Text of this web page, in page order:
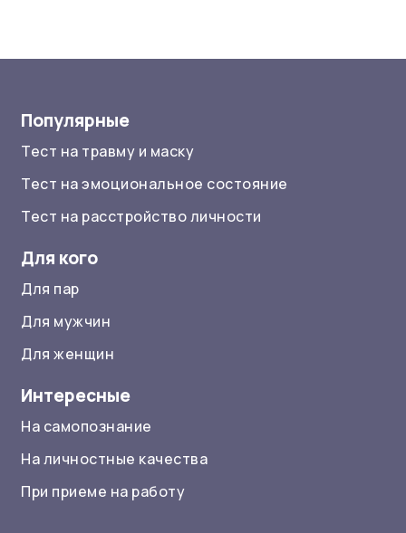
Популярные
Тест на травму и маску
Тест на эмоциональное состояние
Тест на расстройство личности
Для кого
Для пар
Для мужчин
Для женщин
Интересные
На самопознание
На личностные качества
При приеме на работу